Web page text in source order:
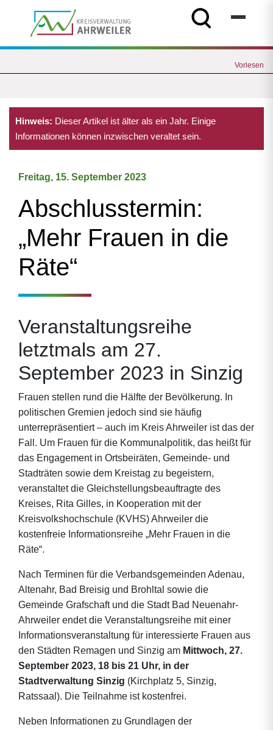
Vorlesen
Hinweis: Dieser Artikel ist älter als ein Jahr. Einige
Informationen können inzwischen veraltet sein.
Freitag, 15. September 2023
Abschlusstermin:
„Mehr Frauen in die
Räte“
Veranstaltungsreihe
letztmals am 27.
September 2023 in Sinzig
Frauen stellen rund die Hälfte der Bevölkerung. In
politischen Gremien jedoch sind sie häufig
unterrepräsentiert – auch im Kreis Ahrweiler ist das der
Fall. Um Frauen für die Kommunalpolitik, das heißt für
das Engagement in Ortsbeiräten, Gemeinde- und
Stadträten sowie dem Kreistag zu begeistern,
veranstaltet die Gleichstellungsbeauftragte des
Kreises, Rita Gilles, in Kooperation mit der
Kreisvolkshochschule (KVHS) Ahrweiler die
kostenfreie Informationsreihe „Mehr Frauen in die
Räte“.
Nach Terminen für die Verbandsgemeinden Adenau,
Altenahr, Bad Breisig und Brohltal sowie die
Gemeinde Grafschaft und die Stadt Bad Neuenahr-
Ahrweiler endet die Veranstaltungsreihe mit einer
Informationsveranstaltung für interessierte Frauen aus
den Städten Remagen und Sinzig am Mittwoch, 27.
September 2023, 18 bis 21 Uhr, in der
Stadtverwaltung Sinzig (Kirchplatz 5, Sinzig,
Ratssaal). Die Teilnahme ist kostenfrei.
Neben Informationen zu Grundlagen der